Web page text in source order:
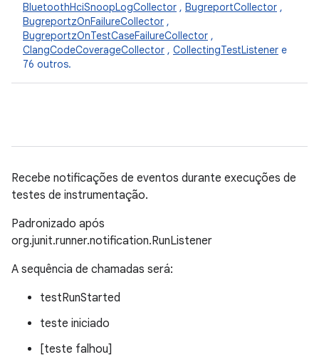
BluetoothHciSnoopLogCollector , BugreportCollector ,
BugreportzOnFailureCollector ,
BugreportzOnTestCaseFailureCollector ,
ClangCodeCoverageCollector , CollectingTestListener e
76 outros.
Recebe notificações de eventos durante execuções de
testes de instrumentação.
Padronizado após
org.junit.runner.notification.RunListener
A sequência de chamadas será:
testRunStarted
teste iniciado
[teste falhou]